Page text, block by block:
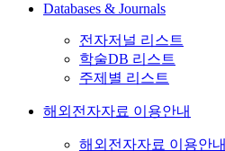
Databases & Journals
전자저널 리스트
학술DB 리스트
주제별 리스트
해외전자자료 이용안내
해외전자자료 이용안내